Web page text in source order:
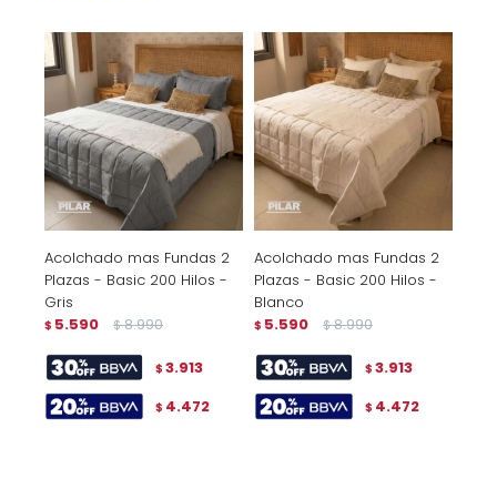
Acolchado mas Fundas 2
Plazas - Basic 200 Hilos -
Gris
$ 5.590 $ 8.990
$ 3.913
$ 4.472
Acolchado mas Fundas 2
Plazas - Basic 200 Hilos -
Blanco
$ 5.590 $ 8.990
$ 3.913
$ 4.472